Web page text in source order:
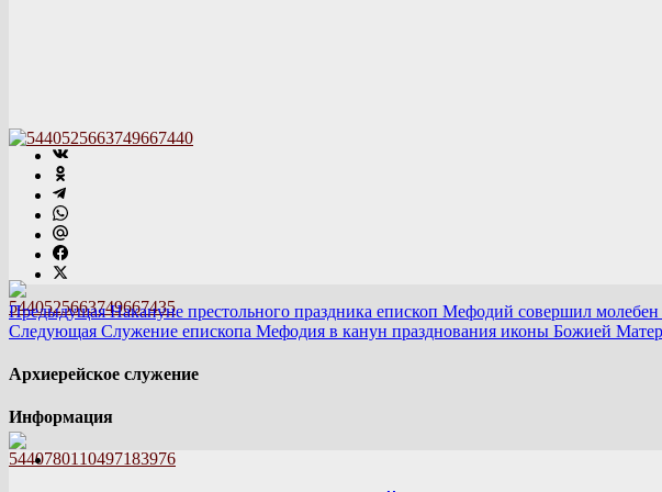
ПредыдущаяНакануне престольного праздника епископ Мефодий совершил
Следующая Служение епископа Мефодия в канун празднования иконы Божией
Архиерейское служение
Информация